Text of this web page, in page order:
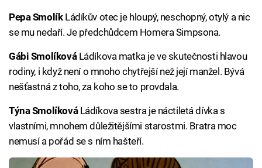
Pepa SmolíkLádíkův otec je hloupý, neschopný, otylý a nic
se mu nedaří. Je předchůdcem Homera Simpsona.
Gábi SmolíkováLádíkova matka je ve skutečnosti hlavou
rodiny, i když není o mnoho chytřejší než její manžel. Bývá
nešťastná z toho, za koho se to provdala.
Týna SmolíkováLádíkova sestra je náctiletá dívka s
vlastními, mnohem důležitějšími starostmi. Bratra moc
nemusí a pořád se s ním hašteří.